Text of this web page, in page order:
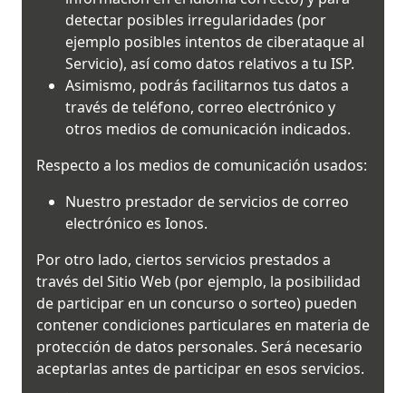
detectar posibles irregularidades (por
ejemplo posibles intentos de ciberataque al
Servicio), así como datos relativos a tu ISP.
Asimismo, podrás facilitarnos tus datos a
través de teléfono, correo electrónico y
otros medios de comunicación indicados.
Respecto a los medios de comunicación usados:
Nuestro prestador de servicios de correo
electrónico es Ionos.
Por otro lado, ciertos servicios prestados a
través del Sitio Web (por ejemplo, la posibilidad
de participar en un concurso o sorteo) pueden
contener condiciones particulares en materia de
protección de datos personales. Será necesario
aceptarlas antes de participar en esos servicios.